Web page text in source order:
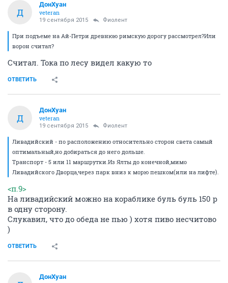
Д
ДонХуан
veteran
19 сентября 2015 Фиолент
При подъеме на Ай-Петри древнюю римскую дорогу рассмотрел?Или
ворон считал?
Считал. Тока по лесу видел какую то
ОТВЕТИТЬ
Д
ДонХуан
veteran
19 сентября 2015 Фиолент
Ливадийский - по расположению относительно сторон света самый
оптимальный,но добираться до него дольше.
Транспорт - 5 или 11 маршрутки.Из Ялты до конечной,мимо
Ливадийского Дворца,через парк вниз к морю пешком(или на лифте).
<п.9>
На ливадийский можно на кораблике буль буль 150 р
в одну сторону.
Слукавил, что до обеда не пью ) хотя пиво несчитово
)
ОТВЕТИТЬ
ДонХуан